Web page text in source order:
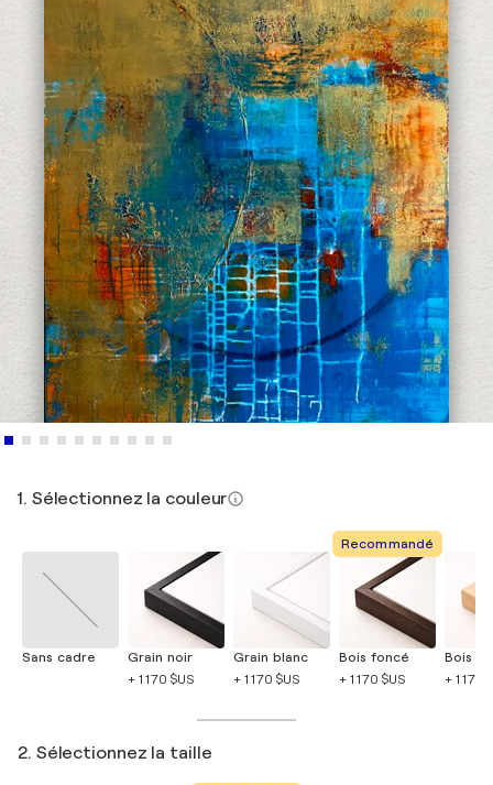
1. Sélectionnez la couleur
Sans cadre
Grain noir
+ 1 170 $US
Grain blanc
+ 1 170 $US
Recommandé
Bois foncé
+ 1 170 $US
Bois
+ 1 170
2. Sélectionnez la taille